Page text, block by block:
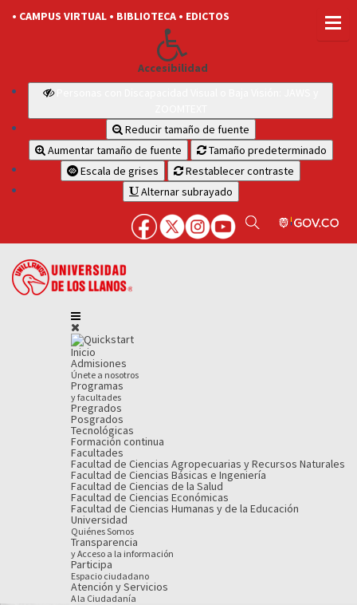
• CAMPUS VIRTUAL • BIBLIOTECA • EDICTOS
Accesibilidad
Reducir tamaño de fuente
Aumentar tamaño de fuente
Tamaño predeterminado
Escala de grises
Restablecer contraste
Alternar subrayado
Inicio
Admisiones
Únete a nosotros
Programas
y facultades
Pregrados
Posgrados
Tecnológicas
Formación continua
Facultades
Facultad de Ciencias Agropecuarias y Recursos Naturales
Facultad de Ciencias Básicas e Ingeniería
Facultad de Ciencias de la Salud
Facultad de Ciencias Económicas
Facultad de Ciencias Humanas y de la Educación
Universidad
Quiénes Somos
Transparencia
y Acceso a la información
Participa
Espacio ciudadano
Atención y Servicios
A la Ciudadanía